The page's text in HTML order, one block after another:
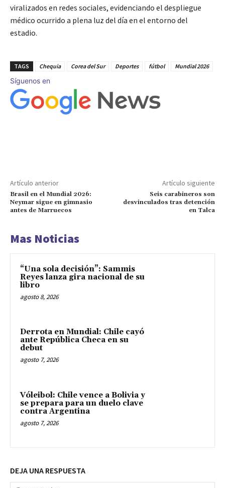
viralizados en redes sociales, evidenciando el despliegue
médico ocurrido a plena luz del día en el entorno del
estadio.
TAGS Chequia Corea del Sur Deportes fútbol Mundial 2026
Síguenos en
Artículo anterior
Brasil en el Mundial 2026:
Neymar sigue en gimnasio
antes de Marruecos
Artículo siguiente
Seis carabineros son
desvinculados tras detención
en Talca
Mas Noticias
“Una sola decisión”: Sammis
Reyes lanza gira nacional de su
libro
agosto 8, 2026
Derrota en Mundial: Chile cayó
ante República Checa en su
debut
agosto 7, 2026
Vóleibol: Chile vence a Bolivia y
se prepara para un duelo clave
contra Argentina
agosto 7, 2026
DEJA UNA RESPUESTA